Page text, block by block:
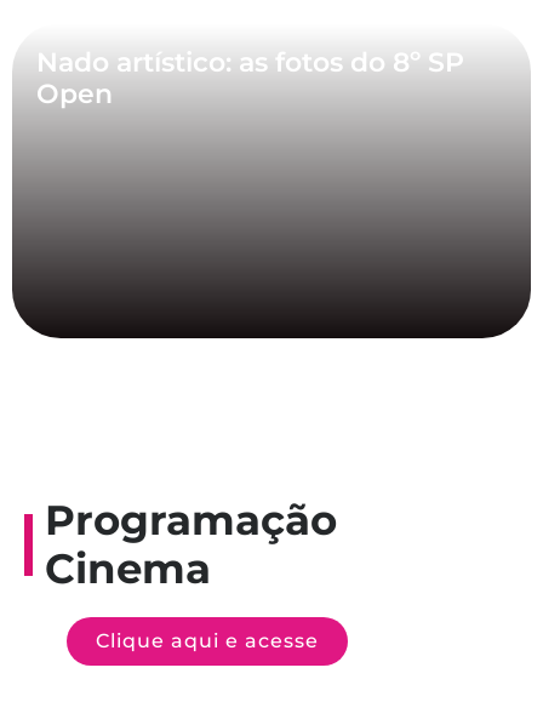
Nado artístico: as fotos do 8º SP
Open
Programação
Cinema
Clique aqui e acesse